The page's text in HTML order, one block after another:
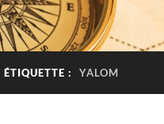
ÉTIQUETTE : YALOM